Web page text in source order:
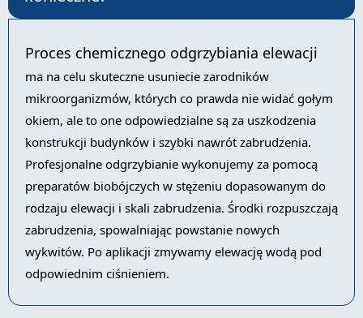
Proces chemicznego odgrzybiania elewacji
ma na celu skuteczne usuniecie zarodników
mikroorganizmów, których co prawda nie widać gołym
okiem, ale to one odpowiedzialne są za uszkodzenia
konstrukcji budynków i szybki nawrót zabrudzenia.
Profesjonalne odgrzybianie wykonujemy za pomocą
preparatów biobójczych w stężeniu dopasowanym do
rodzaju elewacji i skali zabrudzenia. Środki rozpuszczają
zabrudzenia, spowalniając powstanie nowych
wykwitów. Po aplikacji zmywamy elewację wodą pod
odpowiednim ciśnieniem.